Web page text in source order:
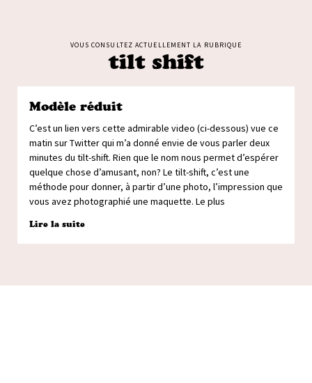
VOUS CONSULTEZ ACTUELLEMENT LA RUBRIQUE
tilt shift
Modèle réduit
C’est un lien vers cette admirable video (ci-dessous) vue ce
matin sur Twitter qui m’a donné envie de vous parler deux
minutes du tilt-shift. Rien que le nom nous permet d’espérer
quelque chose d’amusant, non? Le tilt-shift, c’est une
méthode pour donner, à partir d’une photo, l’impression que
vous avez photographié une maquette. Le plus
Lire la suite